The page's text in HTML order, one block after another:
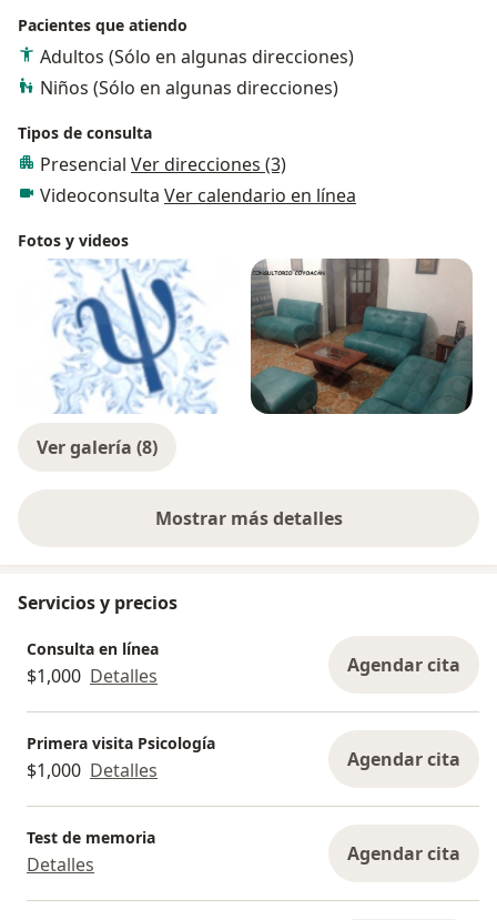
retrasar la pérdida acelerada de estos procesos en el
envejecimiento atípico como es el caso de la demencia.
También cuento con formación en terapia cognitivo-
utilizo para acompañarte a trabajar y solucionar
problemas emocionales como ansiedad, depresión y
también para modificar la conducta lo que es útil ante
niños.
Pacientes que atiendo
Adultos (Sólo en algunas direcciones)
Niños (Sólo en algunas direcciones)
Tipos de consulta
Presencial Ver direcciones (3)
Videoconsulta Ver calendario en línea
Fotos y videos
Ver galería (8)
Mostrar más detalles
sobre la experiencia
Servicios y precios
Consulta en línea
$1,000 Detalles Agendar cita
Primera visita Psicología
$1,000 Detalles Agendar cita
Test de memoria
Detalles Agendar cita